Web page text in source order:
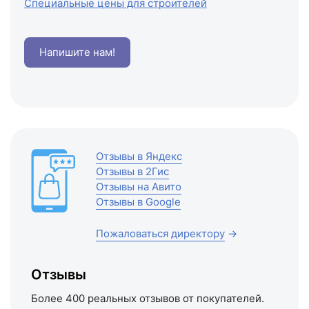
Специальные цены для строителей
Напишите нам!
Отзывы в Яндекс
Отзывы в 2Гис
Отзывы на Авито
Отзывы в Google
Пожаловаться директору →
Отзывы
Более 400 реальных отзывов от покупателей.